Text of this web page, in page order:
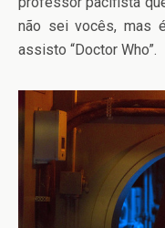
não sei vocês, mas
assisto “Doctor Who”.